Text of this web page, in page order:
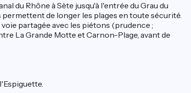
du Rhône à Sète jusqu'à l'entrée du Grau du
permettent de longer les plages en toute sécurité.
partagée avec les piétons (prudence ;
La Grande Motte et Carnon-Plage, avant de